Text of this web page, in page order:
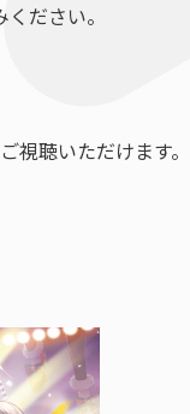
ださい。
聴いただけます。